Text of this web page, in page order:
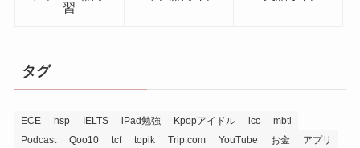
習
タグ
ECE hsp IELTS iPad勉強 Kpopアイドル lcc
mbti
Podcast
Qoo10 tcf topik Trip.com YouTube お金
アプリ